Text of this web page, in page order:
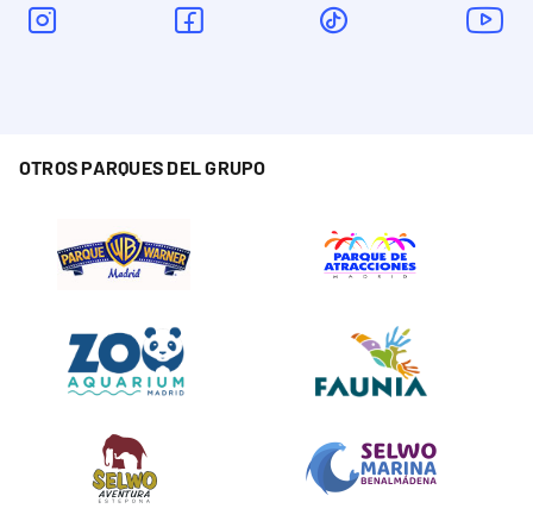
OTROS PARQUES DEL GRUPO